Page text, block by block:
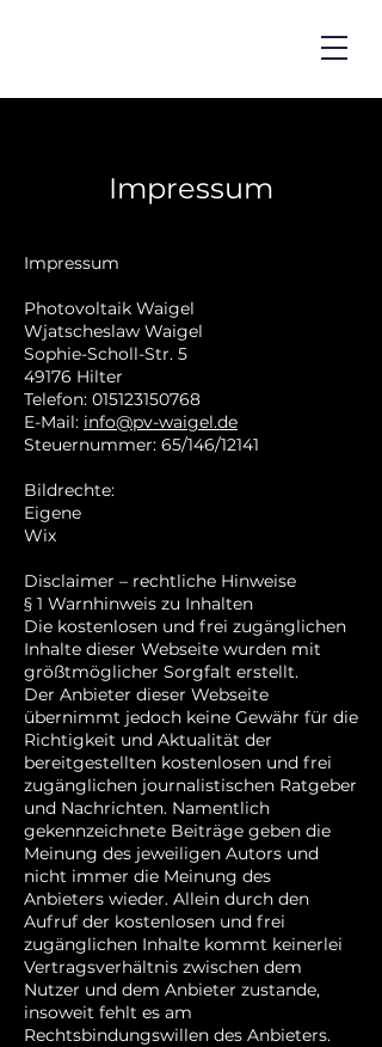
Impressum
Impressum
Photovoltaik Waigel
Wjatscheslaw Waigel
Sophie-Scholl-Str. 5
49176 Hilter
Telefon: 015123150768
E-Mail: info@pv-waigel.de
Steuernummer: 65/146/12141
Bildrechte:
Eigene
Wix
Disclaimer – rechtliche Hinweise
§ 1 Warnhinweis zu Inhalten
Die kostenlosen und frei zugänglichen
Inhalte dieser Webseite wurden mit
größtmöglicher Sorgfalt erstellt.
Der Anbieter dieser Webseite
übernimmt jedoch keine Gewähr für die
Richtigkeit und Aktualität der
bereitgestellten kostenlosen und frei
zugänglichen journalistischen Ratgeber
und Nachrichten. Namentlich
gekennzeichnete Beiträge geben die
Meinung des jeweiligen Autors und
nicht immer die Meinung des
Anbieters wieder. Allein durch den
Aufruf der kostenlosen und frei
zugänglichen Inhalte kommt keinerlei
Vertragsverhältnis zwischen dem
Nutzer und dem Anbieter zustande,
insoweit fehlt es am
Rechtsbindungswillen des Anbieters.